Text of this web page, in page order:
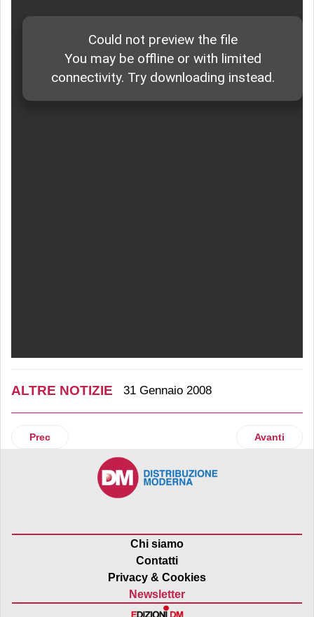
ALTRE NOTIZIE 31 Gennaio 2008
Articolo precedente: Concorrenza in Italia: benefici per
Prec Articolo
Avanti
Chi siamo
Contatti
Privacy & Cookies
Newsletter